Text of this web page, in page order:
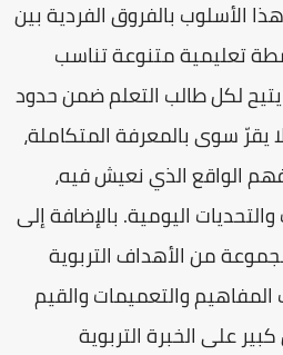
الأسلوب بالفروق الفردية بين
تعليمية متنوعة تناسب
لكل طالب التعلم ضمن حدود
يقرّ سوى بالمعرفة المتكاملة،
الواقع الذي نعيش فيه،
اليومية. بالإضافة إلى
من الأهداف التربوية
والتعميمات والقيم
على الخبرة التربوية